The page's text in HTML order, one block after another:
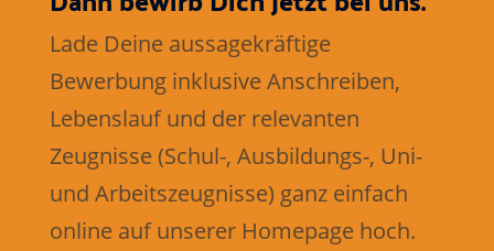
Lade Deine aussagekräftige
Bewerbung inklusive Anschreiben,
Lebenslauf und der relevanten
Zeugnisse (Schul-, Ausbildungs-, Uni-
und Arbeitszeugnisse) ganz einfach
online auf unserer Homepage hoch.